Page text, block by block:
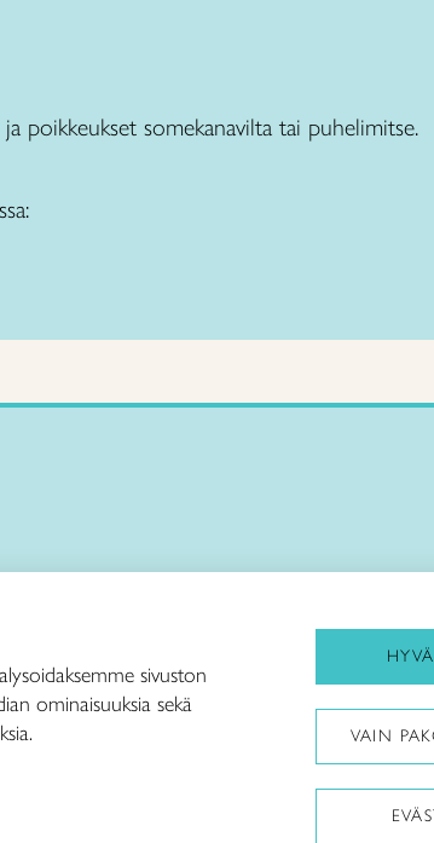
poikkeukset somekanavilta tai puhelimitse.
sivuston
ominaisuuksia sekä
VAIN